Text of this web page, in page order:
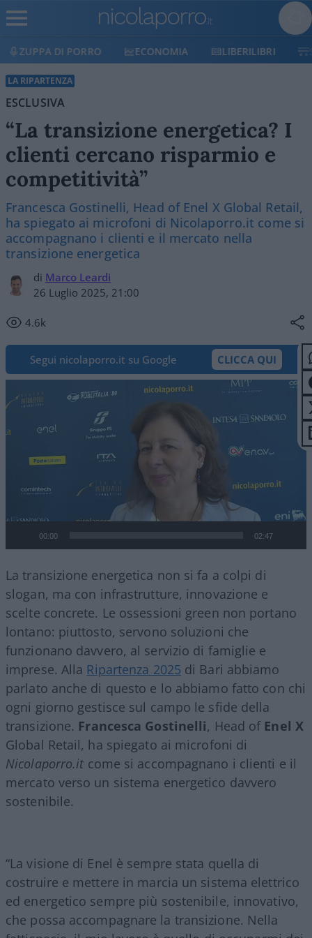
ECONOMIA LIBERILIBRI SHOP SOSTIENICI
LA RIPARTENZA
ESCLUSIVA
“La transizione energetica? I
clienti cercano risparmio e
competitività”
Francesca Gostinelli, Head of Enel X Global Retail,
ha spiegato ai microfoni di Nicolaporro.it come si
accompagnano i clienti e il mercato nella
transizione energetica
di Marco Leardi
26 Luglio 2025, 21:00
4.6k
Segui nicolaporro.it su Google CLICCA QUI
Player
00:00 02:47
La transizione energetica non si fa a colpi di
slogan, ma con infrastrutture, innovazione e
scelte concrete. Le ossessioni green non portano
lontano: piuttosto, servono soluzioni che
funzionano davvero, al servizio di famiglie e
imprese. Alla Ripartenza 2025 di Bari abbiamo
parlato anche di questo e lo abbiamo fatto con chi
ogni giorno gestisce sul campo le sfide della
transizione. Francesca Gostinelli, Head of Enel X
Global Retail, ha spiegato ai microfoni di
Nicolaporro.it come si accompagnano i clienti e il
mercato verso un sistema energetico davvero
sostenibile.
“La visione di Enel è sempre stata quella di
costruire e mettere in marcia un sistema elettrico
ed energetico sempre più sostenibile, innovativo,
che possa accompagnare la transizione. Nella